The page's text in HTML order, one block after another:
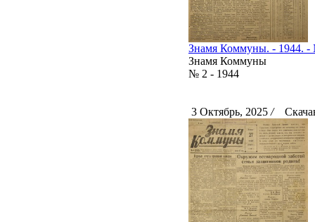
Знамя Коммуны. - 1944. -
Знамя Коммуны
№ 2 - 1944
3 Октябрь, 2025 /